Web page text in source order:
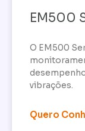
EM500
O EM500
vibrações.
Quero